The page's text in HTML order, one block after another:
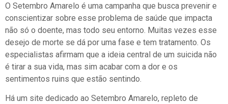
O Setembro Amarelo é uma campanha que busca prevenir e
conscientizar sobre esse problema de saúde que impacta
não só o doente, mas todo seu entorno. Muitas vezes esse
desejo de morte se dá por uma fase e tem tratamento. Os
especialistas afirmam que a ideia central de um suicida não
é tirar a sua vida, mas sim acabar com a dor e os
sentimentos ruins que estão sentindo.
Há um site dedicado ao Setembro Amarelo, repleto de